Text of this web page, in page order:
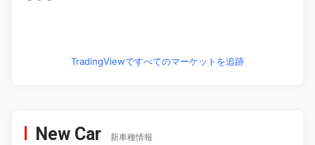
TradingViewですべてのマーケットを追跡
New Car 新車種情報